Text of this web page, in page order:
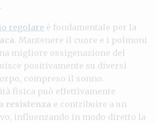
regolare è fondamentale per la
. Mantenere il cuore e i polmoni
migliore ossigenazione del
positivamente su diversi
compreso il sonno.
fisica può effettivamente
resistenza e contribuire a un
influenzando in modo diretto la